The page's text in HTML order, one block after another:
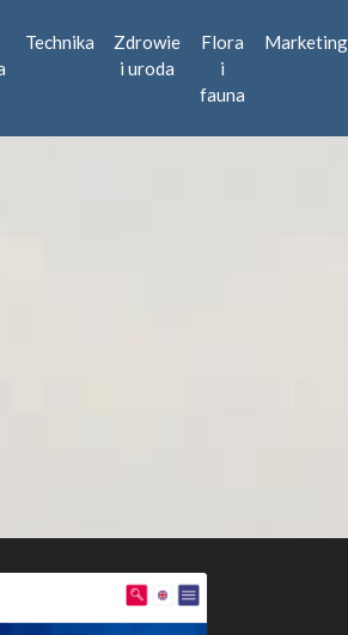
Technika
Zdrowie
i uroda
Flora
i
fauna
Marketing